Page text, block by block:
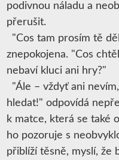
podivnou náladu a
přerušit.
"Cos tam prosím tě
znepokojena. "Cos
nebaví kluci ani hry?"
"Ále – vždyť ani
hledat!" odpovídá
k matce, která se také
ho pozoruje s
přiblíží těsně, myslí, že